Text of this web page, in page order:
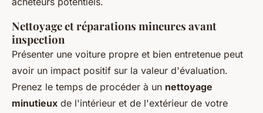
Nettoyage et réparations mineures avant
inspection
Présenter une voiture propre et bien entretenue peut
avoir un impact positif sur la valeur d'évaluation.
Prenez le temps de procéder à un nettoyage
minutieux de l'intérieur et de l'extérieur de votre